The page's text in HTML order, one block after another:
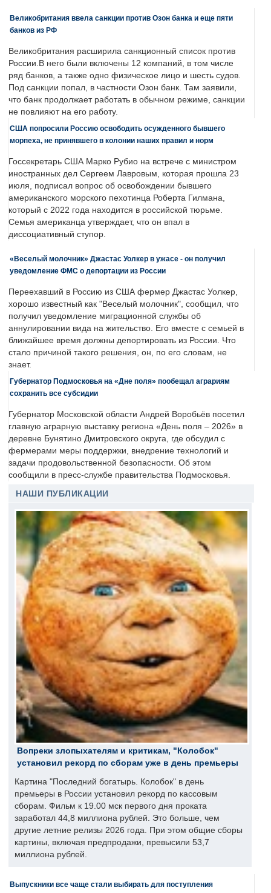
Великобритания ввела санкции против Озон банка и еще пяти
банков из РФ
Великобритания расширила санкционный список против
России.В него были включены 12 компаний, в том числе
ряд банков, а также одно физическое лицо и шесть судов.
Под санкции попал, в частности Озон банк. Там заявили,
что банк продолжает работать в обычном режиме, санкции
не повлияют на его работу.
США попросили Россию освободить осужденного бывшего
морпеха, не принявшего в колонии наших правил и норм
Госсекретарь США Марко Рубио на встрече с министром
иностранных дел Сергеем Лавровым, которая прошла 23
июля, подписал вопрос об освобождении бывшего
американского морского пехотинца Роберта Гилмана,
который с 2022 года находится в российской тюрьме.
Семья американца утверждает, что он впал в
диссоциативный ступор.
«Веселый молочник» Джастас Уолкер в ужасе - он получил
уведомление ФМС о депортации из России
Переехавший в Россию из США фермер Джастас Уолкер,
хорошо известный как "Веселый молочник", сообщил, что
получил уведомление миграционной службы об
аннулировании вида на жительство. Его вместе с семьей в
ближайшее время должны депортировать из России. Что
стало причиной такого решения, он, по его словам, не
знает.
Губернатор Подмосковья на «Дне поля» пообещал аграриям
сохранить все субсидии
Губернатор Московской области Андрей Воробьёв посетил
главную аграрную выставку региона «День поля – 2026» в
деревне Бунятино Дмитровского округа, где обсудил с
фермерами меры поддержки, внедрение технологий и
задачи продовольственной безопасности. Об этом
сообщили в пресс-службе правительства Подмосковья.
НАШИ ПУБЛИКАЦИИ
Вопреки злопыхателям и критикам, "Колобок"
установил рекорд по сборам уже в день премьеры
Картина "Последний богатырь. Колобок" в день
премьеры в России установил рекорд по кассовым
сборам. Фильм к 19.00 мск первого дня проката
заработал 44,8 миллиона рублей. Это больше, чем
другие летние релизы 2026 года. При этом общие сборы
картины, включая предпродажи, превысили 53,7
миллиона рублей.
Выпускники все чаще стали выбирать для поступления